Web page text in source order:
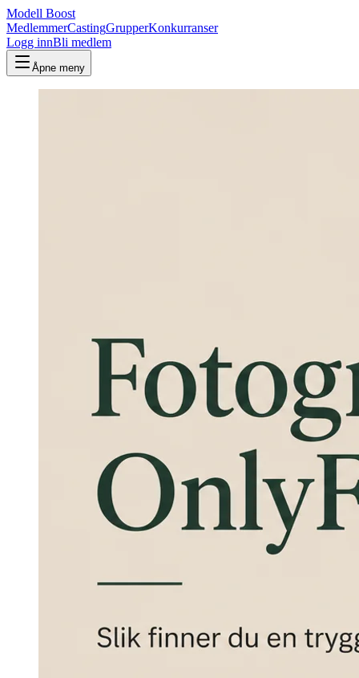
Modell Boost
MedlemmerCastingGrupperKonkurranser
Logg innBli medlem
Åpne meny